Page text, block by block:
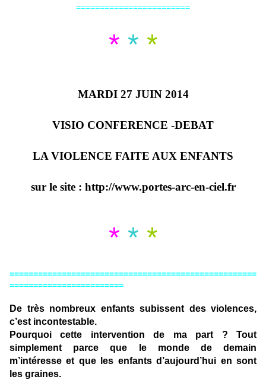
========================
* * *
MARDI 27 JUIN 2014
VISIO CONFERENCE -DEBAT
LA VIOLENCE FAITE AUX ENFANTS
sur le site : http://www.portes-arc-en-ciel.fr
* * *
====================================================
========================
De très nombreux enfants subissent des violences,
c’est incontestable.
Pourquoi cette intervention de ma part ? Tout
simplement parce que le monde de demain
m’intéresse et que les enfants d’aujourd’hui en sont
les graines.